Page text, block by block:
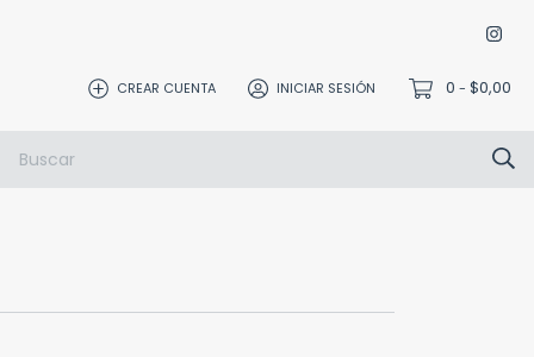
CREAR CUENTA INICIAR SESIÓN 0 - $0,00